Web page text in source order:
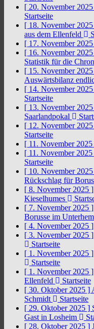
[ 20. November
Startseite
[ 18. November
aus dem Ellenfeld
[ 17. November
[ 16. November
Statistik für die
[ 15. November
Auswärtsbilanz
[ 14. November
Startseite
[ 13. November
Saarlandpokal
[ 12. November
Startseite
[ 11. November
[ 11. November
Startseite
[ 10. November
Rückschlag für
[ 8. November 2025 ]
Kieselhumes
[ 7. November 2025 ]
Borusse im
[ 4. November 2025 ]
[ 3. November 2025 ]
Startseite
[ 1. November 2025 ]
Startseite
[ 1. November 2025 ]
Ellenfeld
Startseite
[ 30. Oktober 2025 ]
Schmidt
Startseite
[ 29. Oktober 2025 ]
Gast in Losheim
[ 28. Oktober 2025 ]